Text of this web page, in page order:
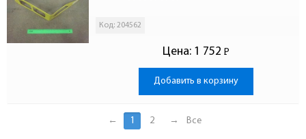
Код: 204562
Цена: 1 752 Р
-
Добавить в корзину
← 1 2 → Все